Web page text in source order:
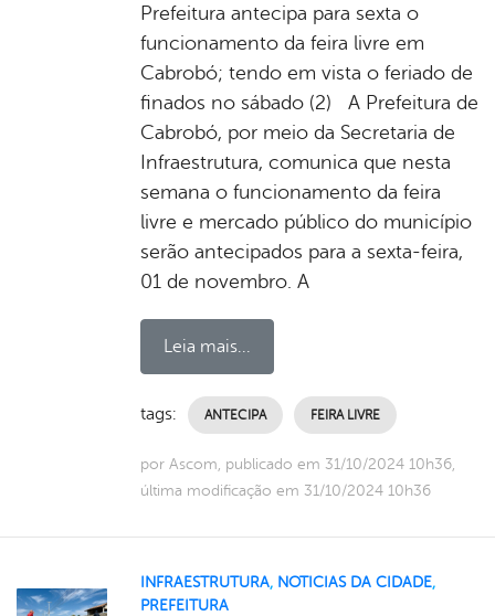
Prefeitura antecipa para sexta o
funcionamento da feira livre em
Cabrobó; tendo em vista o feriado de
finados no sábado (2) A Prefeitura de
Cabrobó, por meio da Secretaria de
Infraestrutura, comunica que nesta
semana o funcionamento da feira
livre e mercado público do município
serão antecipados para a sexta-feira,
01 de novembro. A
Leia mais...
tags: ANTECIPA FEIRA LIVRE
por Ascom, publicado em 31/10/2024 10h36,
última modificação em 31/10/2024 10h36
INFRAESTRUTURA, NOTICIAS DA CIDADE,
PREFEITURA